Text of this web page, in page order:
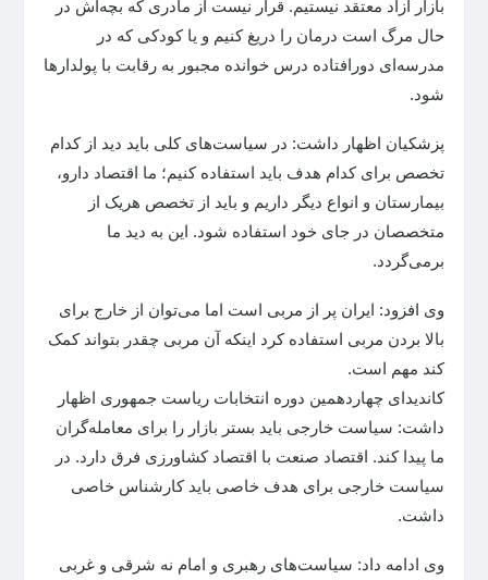
بازار آزاد معتقد نیستیم. قرار نیست از مادری که بچه‌اش در
حال مرگ است درمان را دریغ کنیم و یا کودکی که در
مدرسه‌ای دورافتاده درس خوانده مجبور به رقابت با پولدارها
شود.
پزشکیان اظهار داشت: در سیاست‌های کلی باید دید از کدام
تخصص برای کدام هدف باید استفاده کنیم؛ ما اقتصاد دارو،
بیمارستان و انواع دیگر داریم و باید از تخصص هریک از
متخصصان در جای خود استفاده شود. این به دید ما
برمی‌گردد.
وی افزود: ایران پر از مربی است اما می‌توان از خارج برای
بالا بردن مربی استفاده کرد اینکه آن مربی چقدر بتواند کمک
کند مهم است.
کاندیدای چهاردهمین دوره انتخابات ریاست جمهوری اظهار
داشت: سیاست خارجی باید بستر بازار را برای معامله‌گران
ما پیدا کند. اقتصاد صنعت با اقتصاد کشاورزی فرق دارد. در
سیاست خارجی برای هدف خاصی باید کارشناس خاصی
داشت.
وی ادامه داد: سیاست‌های رهبری و امام نه شرقی و غربی